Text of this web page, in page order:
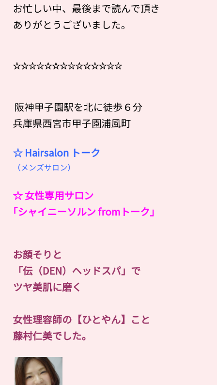
お忙しい中、最後まで読んで頂き
ありがとうございました。
☆☆☆☆☆☆☆☆☆☆☆☆☆☆
阪神甲子園駅を北に徒歩６分
兵庫県西宮市甲子園浦風町
☆ Hairsalon トーク
（メンズサロン）
☆ 女性専用サロン
｢シャイニーソルン fromトーク｣
お顔そりと
「伝（DEN）ヘッドスパ」で
ツヤ美肌に磨く
女性理容師の【ひとやん】こと
藤村仁美でした。